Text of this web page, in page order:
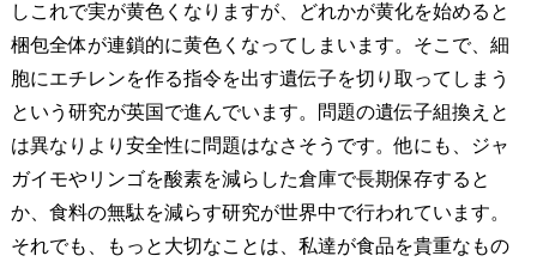
しこれで実が黄色くなりますが、どれかが黄化を始めると
梱包全体が連鎖的に黄色くなってしまいます。そこで、細
胞にエチレンを作る指令を出す遺伝子を切り取ってしまう
という研究が英国で進んでいます。問題の遺伝子組換えと
は異なりより安全性に問題はなさそうです。他にも、ジャ
ガイモやリンゴを酸素を減らした倉庫で長期保存すると
か、食料の無駄を減らす研究が世界中で行われています。
それでも、もっと大切なことは、私達が食品を貴重なもの